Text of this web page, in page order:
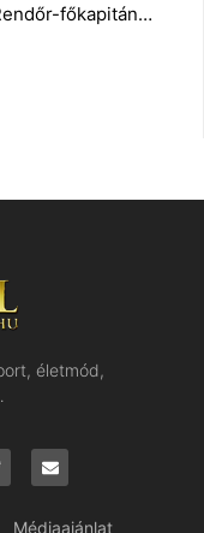
főkapitán…
életmód,
Médiaajánlat